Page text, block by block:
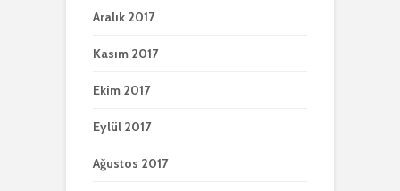
Aralık 2017
Kasım 2017
Ekim 2017
Eylül 2017
Ağustos 2017